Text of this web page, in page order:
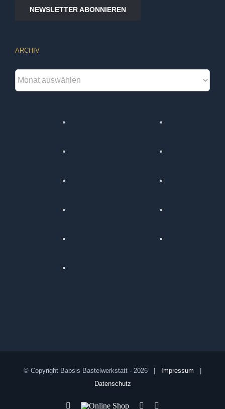
NEWSLETTER ABONNIEREN
ARCHIV
Archiv
© Copyright Babsis Bastelwerkstatt - 2026 | Impressum
Datenschutz
YouTube
Online Pinterest